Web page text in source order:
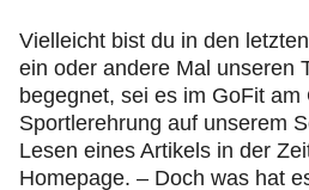
Vielleicht bist du in den
ein oder andere Mal unseren
begegnet, sei es im GoFit
Sportlerehrung auf unserem
Lesen eines Artikels in der
Homepage. – Doch was hat